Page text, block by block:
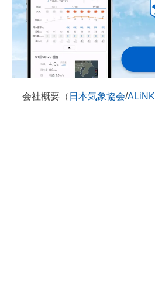
会社概要（ 日本気象協会/